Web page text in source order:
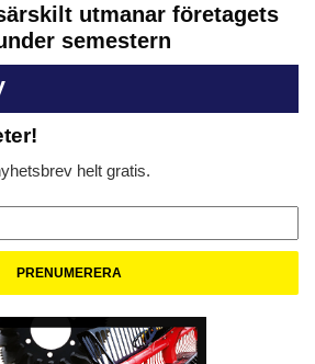
utmanar företagets
semestern
helt gratis.